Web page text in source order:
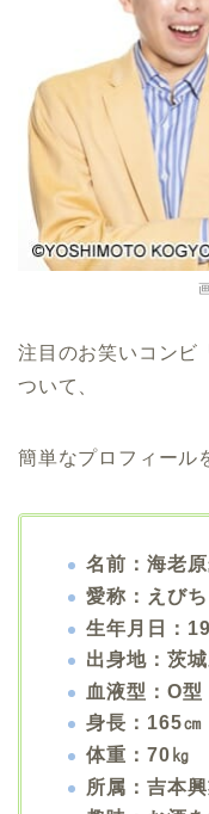
注目のお笑いコンビ
ついて、
簡単なプロフィール
名前：海老
愛称：えび
生年月日：
出身地：茨
血液型：O型
身長：165㎝
体重：70㎏
所属：吉本